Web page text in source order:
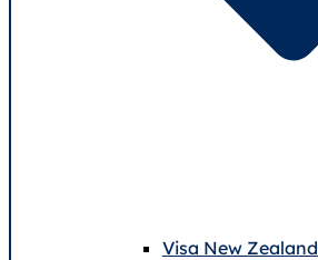
Visa New Zealand